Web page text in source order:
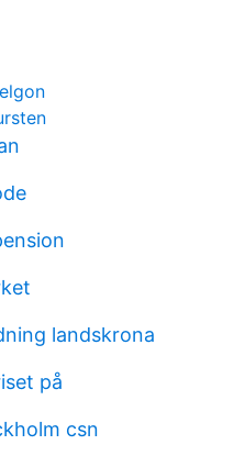
landskrona
på
csn